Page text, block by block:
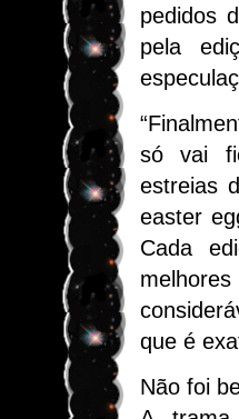
pedidos
pela
só vai
estreias
easter
Cada
que é
Não foi